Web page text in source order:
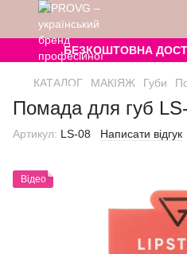
БЕЗКОШТОВНА
КАТАЛОГ МАКІЯЖ Губи
Помада для губ
Артикул: LS-08 Написати відгук
Відео